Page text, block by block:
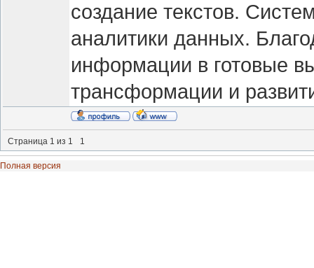
создание текстов.
аналитики данных.
информации в готовые
трансформации и
Страница 1 из 1 1
Полная версия